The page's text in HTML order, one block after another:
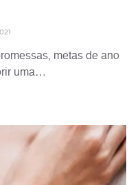
metas de ano
uma…